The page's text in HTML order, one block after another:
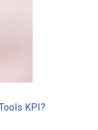
KPI?